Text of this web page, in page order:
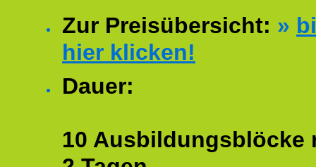
Zur Preisübersicht: »
hier klicken!
Dauer:
10 Ausbildungsblöcke